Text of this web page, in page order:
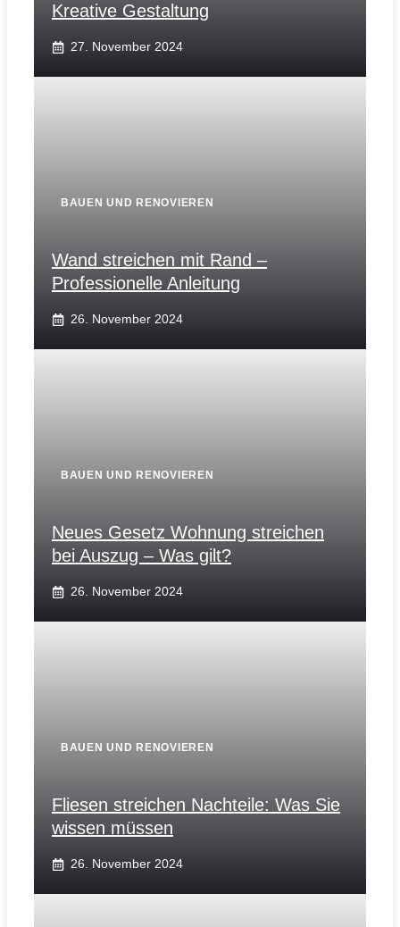
Kreative Gestaltung
27. November 2024
BAUEN UND RENOVIEREN
Wand streichen mit Rand –
Professionelle Anleitung
26. November 2024
BAUEN UND RENOVIEREN
Neues Gesetz Wohnung streichen
bei Auszug – Was gilt?
26. November 2024
BAUEN UND RENOVIEREN
Fliesen streichen Nachteile: Was Sie
wissen müssen
26. November 2024